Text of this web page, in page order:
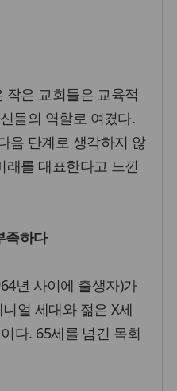
은 교회들은 교육적
들의 역할로 여겼다.
음 단계로 생각하지 않
를 대표한다고 느낀
족하다
년 사이에 출생자)가
얼 세대와 젊은 X세
다. 65세를 넘긴 목회